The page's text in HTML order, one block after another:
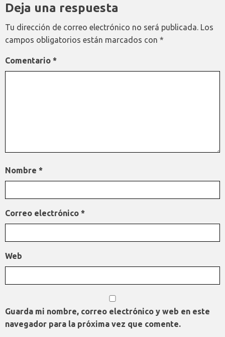
Deja una respuesta
Tu dirección de correo electrónico no será publicada. Los
campos obligatorios están marcados con *
Comentario *
Nombre *
Correo electrónico *
Web
Guarda mi nombre, correo electrónico y web en este
navegador para la próxima vez que comente.